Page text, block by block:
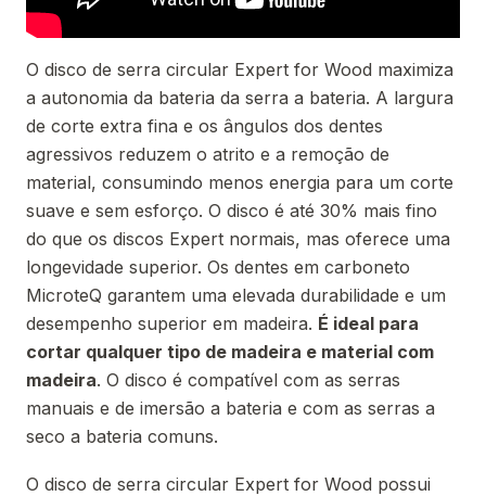
O disco de serra circular Expert for Wood maximiza
a autonomia da bateria da serra a bateria. A largura
de corte extra fina e os ângulos dos dentes
agressivos reduzem o atrito e a remoção de
material, consumindo menos energia para um corte
suave e sem esforço. O disco é até 30% mais fino
do que os discos Expert normais, mas oferece uma
longevidade superior. Os dentes em carboneto
MicroteQ garantem uma elevada durabilidade e um
desempenho superior em madeira. É ideal para
cortar qualquer tipo de madeira e material com
madeira. O disco é compatível com as serras
manuais e de imersão a bateria e com as serras a
seco a bateria comuns.
O disco de serra circular Expert for Wood possui